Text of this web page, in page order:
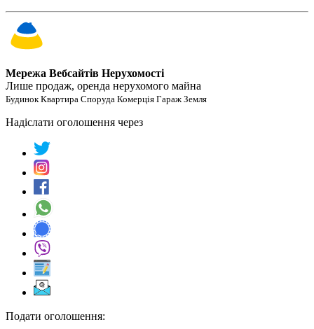
Мережа Вебсайтів Нерухомості
Лише продаж, оренда нерухомого майна
Будинок Квартира Споруда Комерція Гараж Земля
Надіслати оголошення через
Подати оголошення: